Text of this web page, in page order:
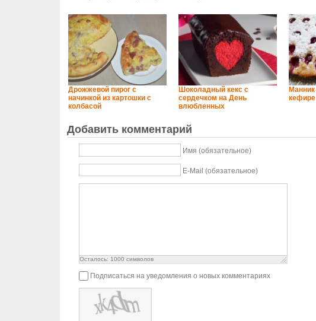
Дрожжевой пирог с
начинкой из картошки с
колбасой
Шоколадный кекс с
сердечком на День
влюбленных
кефире
Добавить комментарий
Имя (обязательное)
E-Mail (обязательное)
Осталось: 1000 символов
Подписаться на уведомления о новых комментариях